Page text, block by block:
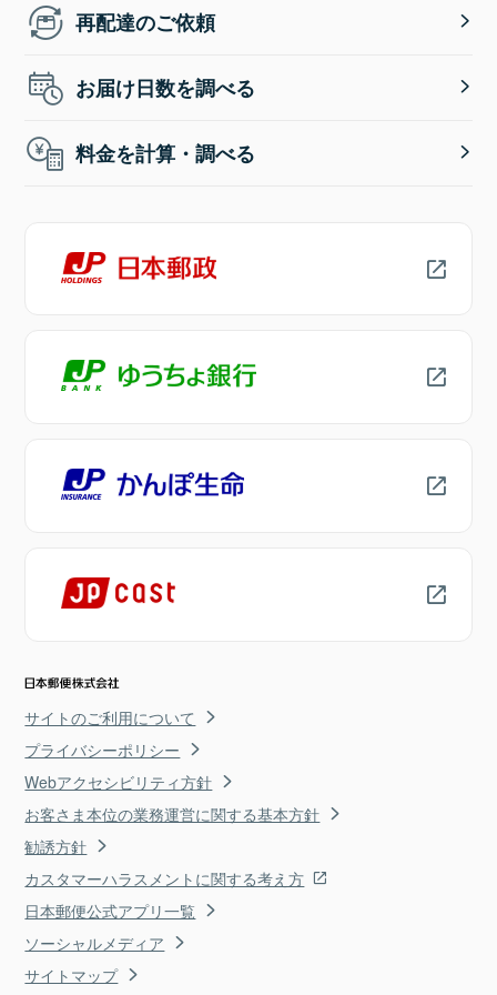
再配達のご依頼
お届け日数を調べる
料金を計算・調べる
サイトのご利用について
プライバシーポリシー
Webアクセシビリティ方針
お客さま本位の業務運営に関する基本方針
勧誘方針
カスタマーハラスメントに関する考え方
日本郵便公式アプリ一覧
ソーシャルメディア
サイトマップ